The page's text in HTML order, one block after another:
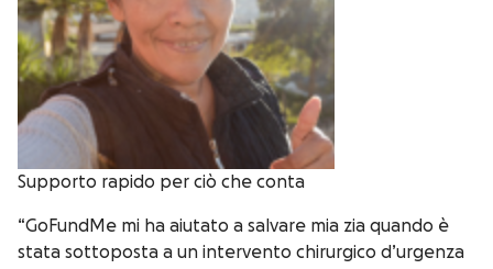
Supporto rapido per ciò che conta
“GoFundMe mi ha aiutato a salvare mia zia quando è
stata sottoposta a un intervento chirurgico d’urgenza